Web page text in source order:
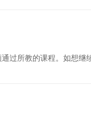
过所教的课程。如想继